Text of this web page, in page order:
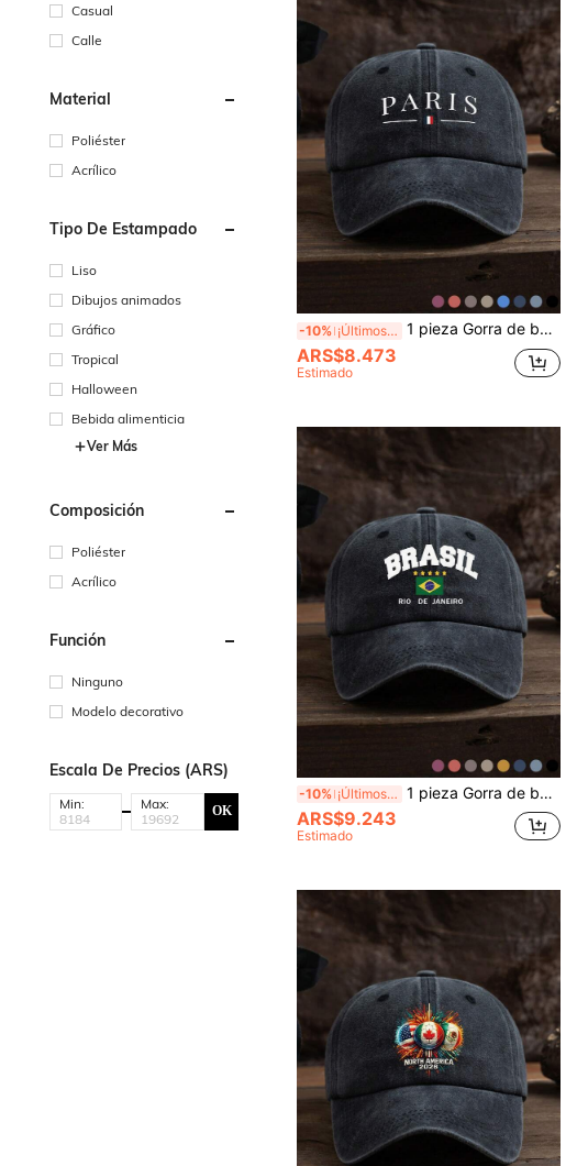
Casual
Calle
Material
Poliéster
Acrílico
Tipo De Estampado
Liso
Dibujos animados
Gráfico
Tropical
Halloween
Bebida alimenticia
Ver Más
Composición
Poliéster
Acrílico
Función
Ninguno
Modelo decorativo
Escala De Precios (ARS)
Min: Max: OK
-10% ¡Últimos 3 días 1 pieza Gorra de béisbol unisex casual de moda con estampado de París y eslogan, talla ajustable, apta para uso diario
ARS$8.473
Estimado
-10% ¡Últimos 3 días 1 pieza Gorra de béisbol casual y de moda para hombre con estampado de la letra Brasil, ajustable, de tela suave, adecuada para uso diario
ARS$9.243
Estimado